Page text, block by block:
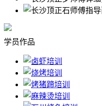
学员作品